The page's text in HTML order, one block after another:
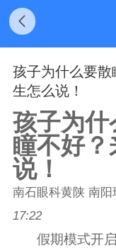
孩子为什么要
生怎么说！
孩子为什
瞳不好
说！
南石眼科黄陕南阳
17:22
假期模式开